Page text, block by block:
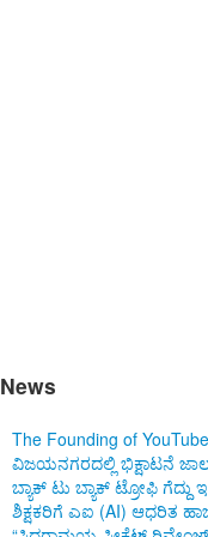
News
The Founding of
ವಿಜಯನಗರದಲ್ಲಿ ಭಿಕ್ಷಾಟನೆ
ಬ್ಯಾಕ್ ಟು ಬ್ಯಾಕ್ ಟ್ರೋಫಿ
ಶಿಕ್ಷಕರಿಗೆ ಎಐ (AI) ಆಧರಿತ